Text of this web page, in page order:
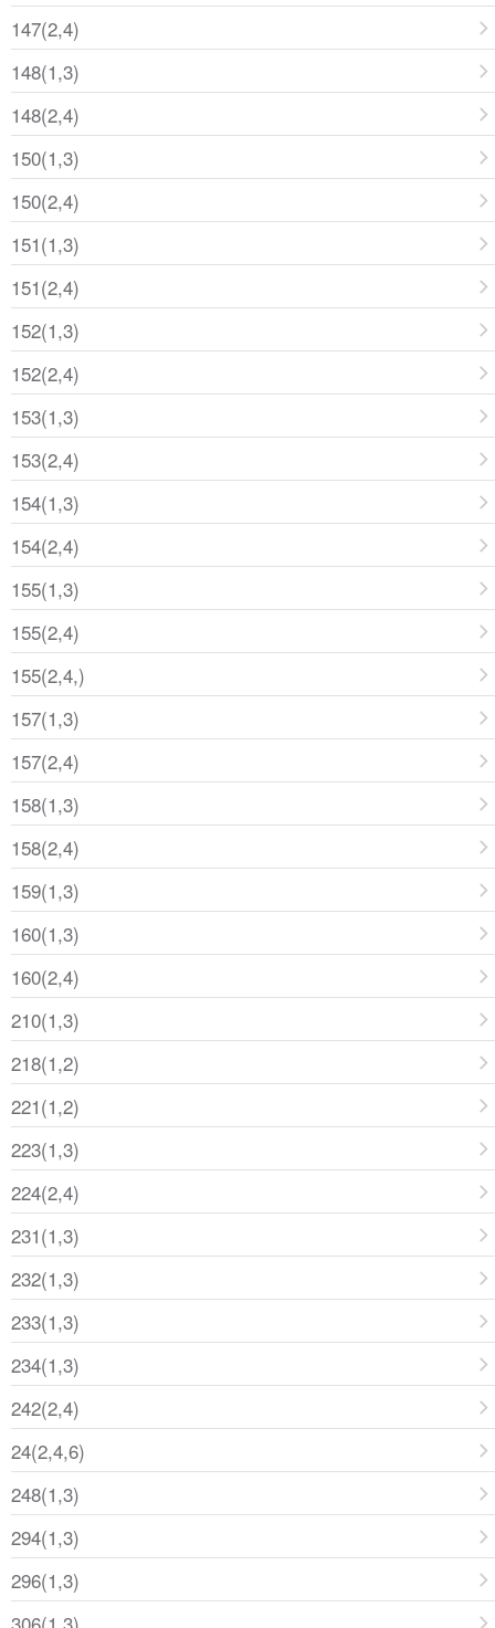
147(2,4)
148(1,3)
148(2,4)
150(1,3)
150(2,4)
151(1,3)
151(2,4)
152(1,3)
152(2,4)
153(1,3)
153(2,4)
154(1,3)
154(2,4)
155(1,3)
155(2,4)
155(2,4,)
157(1,3)
157(2,4)
158(1,3)
158(2,4)
159(1,3)
160(1,3)
160(2,4)
210(1,3)
218(1,2)
221(1,2)
223(1,3)
224(2,4)
231(1,3)
232(1,3)
233(1,3)
234(1,3)
242(2,4)
24(2,4,6)
248(1,3)
294(1,3)
296(1,3)